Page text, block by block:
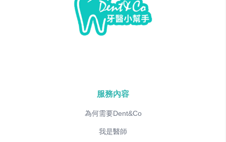
服務內容
為何需要Dent&Co
我是醫師